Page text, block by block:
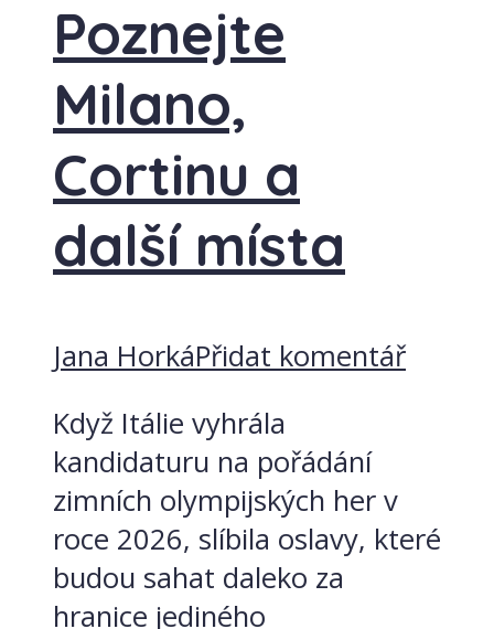
Poznejte
Milano,
Cortinu a
další místa
Jana HorkáPřidat komentář
Když Itálie vyhrála
kandidaturu na pořádání
zimních olympijských her v
roce 2026, slíbila oslavy, které
budou sahat daleko za
hranice jediného